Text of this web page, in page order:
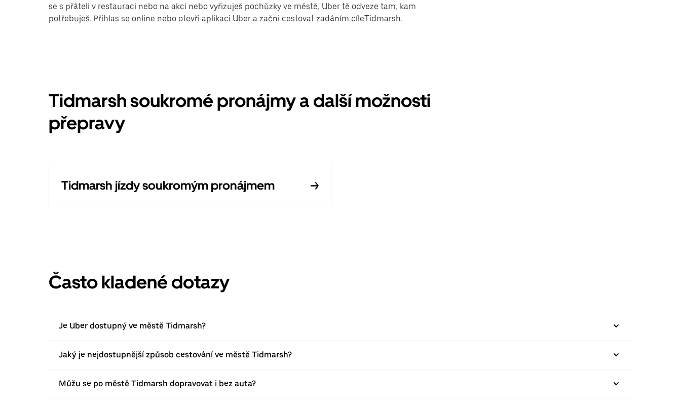
se s přáteli v restauraci nebo na akci nebo vyřizuješ pochůzky ve městě, Uber tě odveze tam, kam
potřebuješ. Přihlas se online nebo otevři aplikaci Uber a začni cestovat zadáním cíleTidmarsh.
Tidmarsh soukromé pronájmy a další možnosti
přepravy
Tidmarsh jízdy soukromým pronájmem
Často kladené dotazy
Je Uber dostupný ve městě Tidmarsh?
Jaký je nejdostupnější způsob cestování ve městě Tidmarsh?
Můžu se po městě Tidmarsh dopravovat i bez auta?